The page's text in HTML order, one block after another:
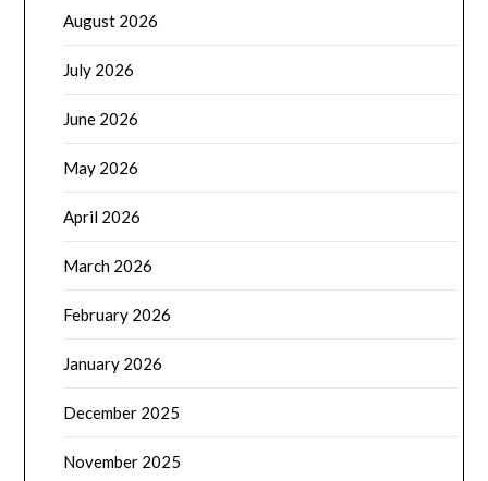
August 2026
July 2026
June 2026
May 2026
April 2026
March 2026
February 2026
January 2026
December 2025
November 2025